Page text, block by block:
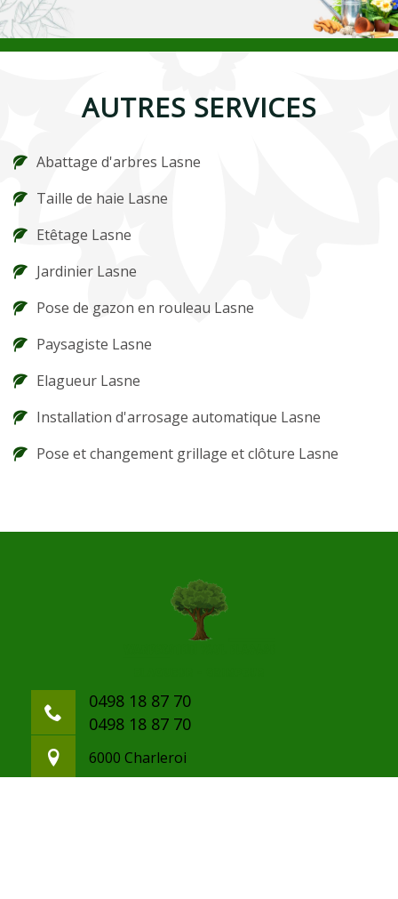
AUTRES SERVICES
Abattage d'arbres Lasne
Taille de haie Lasne
Etêtage Lasne
Jardinier Lasne
Pose de gazon en rouleau Lasne
Paysagiste Lasne
Elagueur Lasne
Installation d'arrosage automatique Lasne
Pose et changement grillage et clôture Lasne
0498 18 87 70
0498 18 87 70
6000 Charleroi